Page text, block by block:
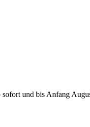
und bis Anfang